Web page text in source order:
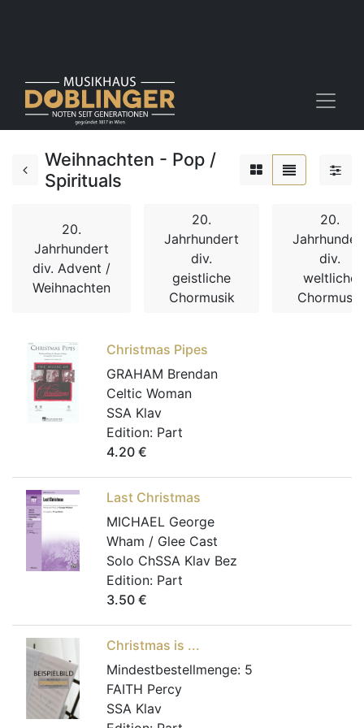
Weihnachten - Pop /
Spirituals
20.
Jahrhundert
div. Advent /
Weihnachten
20.
Jahrhundert
div.
geistliche
Chormusik
20.
div.
weltliche
Chormusik
Christmas Pipes
GRAHAM Brendan
Celtic Woman
SSA Klav
Edition: Part
4.20 €
Last Christmas
MICHAEL George
Wham / Glee Cast
Solo ChSSA Klav Bez
Edition: Part
3.50 €
Christmas is ...
Mindestbestellmenge: 5
FAITH Percy
SSA Klav